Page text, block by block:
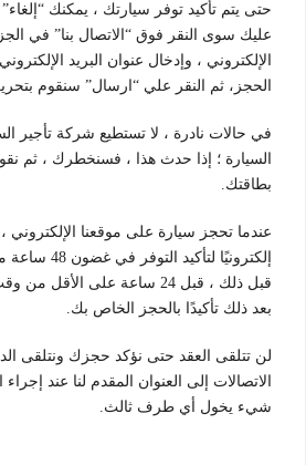
حتى يتم تأكيد توفر سيارتك ، يمكنك
عليك سوى النقر فوق “الاتصال بنا” في
الإلكتروني ، وإدخال عنوان البريد
الحجز، ثم النقر علي “ارسال” سنقوم
في حالات نادرة ، لا تستطيع شركة تأجير
السيارة ؛ إذا حدث هذا ، فسنخطرك ، ثم
بطاقتك.
عندما تحجز سيارة على موقعنا الإلكتروني
إلكترونيًا
قبل ذلك ، قبل 24 ساعة على
بعد ذلك تأكيدًا بالحجز الخاص بك.
لن تتلقى العقد حتى نؤكد حجزك ونتلقى
الاتصالات إلى العنوان المقدم لنا عند
شيء يخول أي طرف ثالث.